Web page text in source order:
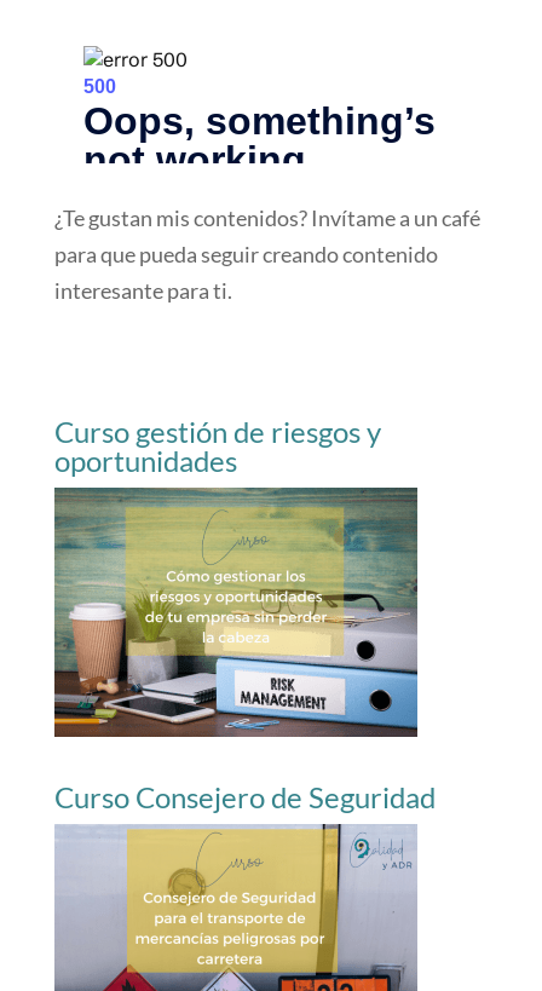
¿Te gustan mis contenidos? Invítame a un café
para que pueda seguir creando contenido
interesante para ti.
Curso gestión de riesgos y
oportunidades
Curso Consejero de Seguridad